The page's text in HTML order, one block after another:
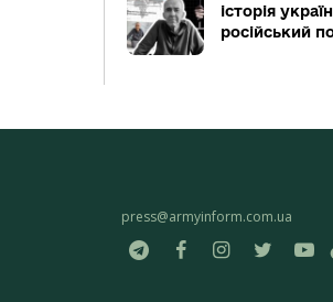
історія
російський
press@armyinform.com.ua